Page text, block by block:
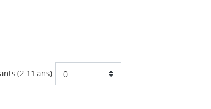
(2-11 ans)